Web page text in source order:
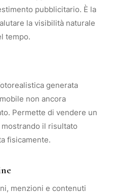
pubblicitario. È la
la visibilità naturale
tempo.
generata
non ancora
Permette di vendere un
il risultato
fisicamente.
menzioni e contenuti